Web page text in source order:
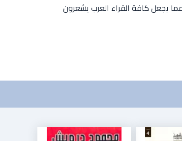
مما يجعل كافة القراء العرب يشعرون